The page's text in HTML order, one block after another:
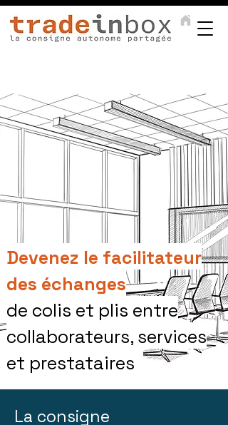
Devenez le facilitateur
des échanges
de colis et plis entre
collaborateurs, services
et prestataires
La consigne